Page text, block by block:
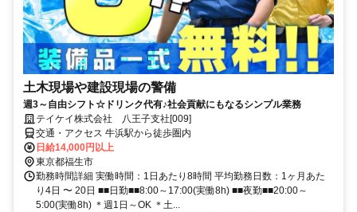
土木現場や建設現場の警備
週3～自由シフト☆ドリンク代有♪社会貢献にもなるシンプル業務
テイケイ株式会社 八王子支社[009]
交通・アクセス 牛浜駅から徒歩圏内
日給14,000円以上
東京都福生市
勤務時間詳細 実働時間：1日あたり8時間 平均勤務日数：1ヶ月あた
り4日 〜 20日 ■■日勤■■8:00～17:00(実働8h) ■■夜勤■■20:00～
5:00(実働8h) ＊週1日～OK ＊土...